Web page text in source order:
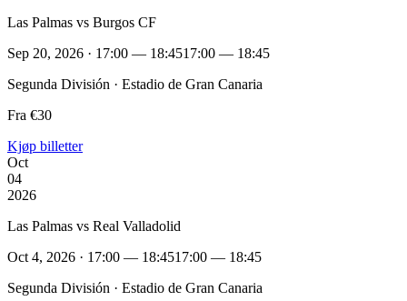
Las Palmas vs Burgos CF
Sep 20, 2026 · 17:00 — 18:4517:00 — 18:45
Segunda División · Estadio de Gran Canaria
Fra €30
Kjøp billetter
Oct
04
2026
Las Palmas vs Real Valladolid
Oct 4, 2026 · 17:00 — 18:4517:00 — 18:45
Segunda División · Estadio de Gran Canaria